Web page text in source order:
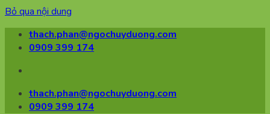
Bỏ qua nội dung
thach.phan@ngochuyduong.com
0909 399 174
thach.phan@ngochuyduong.com
0909 399 174